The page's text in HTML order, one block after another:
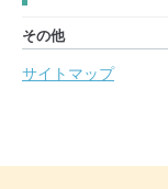
その他
サイトマップ